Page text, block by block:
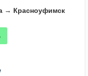
→ Красноуфимск